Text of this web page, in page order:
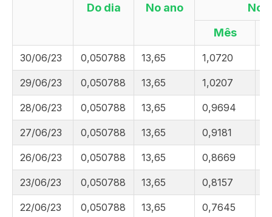
Do dia
No ano
No
Mês
30/06/23 0,050788 13,65 1,0720
29/06/23 0,050788 13,65 1,0207
28/06/23 0,050788 13,65 0,9694
27/06/23 0,050788 13,65 0,9181
26/06/23 0,050788 13,65 0,8669
23/06/23 0,050788 13,65 0,8157
22/06/23 0,050788 13,65 0,7645